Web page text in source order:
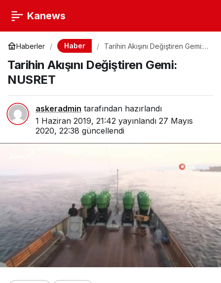
Kanews
Haberler Haber
Tarihin Akışını Değiştiren Gemi:
Tarihin Akışını Değiştiren Gemi:
NUSRET
askeradmin tarafından hazırlandı
1 Haziran 2019, 21:42 yayınlandı 27 Mayıs
2020, 22:38 güncellendi